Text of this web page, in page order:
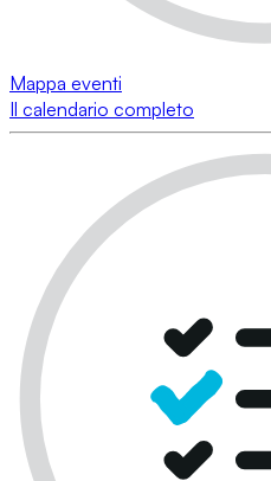
Mappa eventi
Il calendario completo